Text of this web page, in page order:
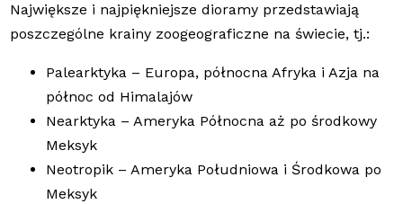
Największe i najpiękniejsze dioramy przedstawiają
poszczególne krainy zoogeograficzne na świecie, tj.:
Palearktyka – Europa, północna Afryka i Azja na
północ od Himalajów
Nearktyka – Ameryka Północna aż po środkowy
Meksyk
Neotropik – Ameryka Południowa i Środkowa po
Meksyk